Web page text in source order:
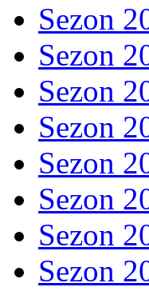
Sezon
Sezon
Sezon
Sezon
Sezon
Sezon
Sezon
Sezon